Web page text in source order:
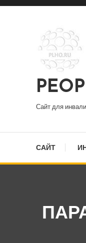
Перейти
содержимому
Сайт для
САЙТ